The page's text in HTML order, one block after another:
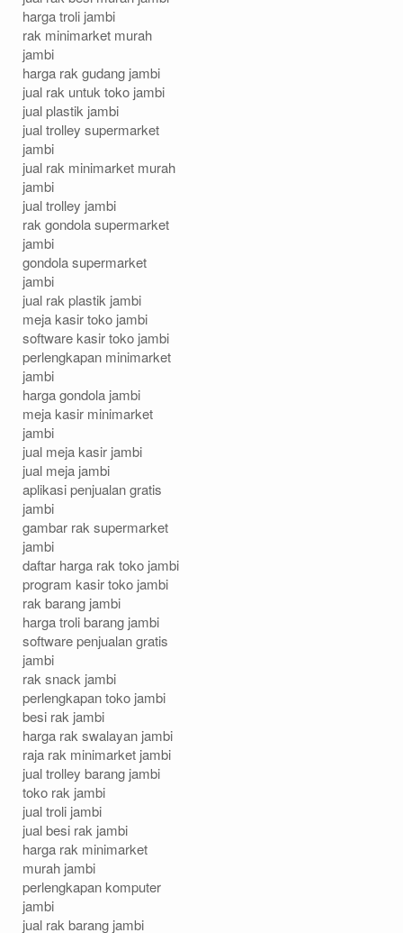
harga troli jambi
rak minimarket murah
jambi
harga rak gudang jambi
jual rak untuk toko jambi
jual plastik jambi
jual trolley supermarket
jambi
jual rak minimarket murah
jambi
jual trolley jambi
rak gondola supermarket
jambi
gondola supermarket
jambi
jual rak plastik jambi
meja kasir toko jambi
software kasir toko jambi
perlengkapan minimarket
jambi
harga gondola jambi
meja kasir minimarket
jambi
jual meja kasir jambi
jual meja jambi
aplikasi penjualan gratis
jambi
gambar rak supermarket
jambi
daftar harga rak toko jambi
program kasir toko jambi
rak barang jambi
harga troli barang jambi
software penjualan gratis
jambi
rak snack jambi
perlengkapan toko jambi
besi rak jambi
harga rak swalayan jambi
raja rak minimarket jambi
jual trolley barang jambi
toko rak jambi
jual troli jambi
jual besi rak jambi
harga rak minimarket
murah jambi
perlengkapan komputer
jambi
jual rak barang jambi